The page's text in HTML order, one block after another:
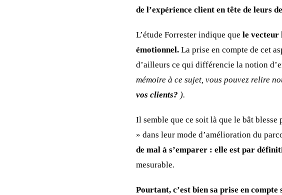
de l’expérience client en tête de leurs
L’étude Forrester indique que le vecteur
émotionnel. La prise en compte de cet
d’ailleurs ce qui différencie la notion
mémoire à ce sujet, vous pouvez relire
vos clients? ).
Il semble que ce soit là que le bât
» dans leur mode d’amélioration du
de mal à s’emparer : elle est par
mesurable.
Pourtant, c’est bien sa prise en